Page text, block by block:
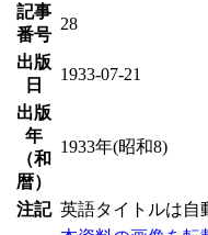
記事
番号
28
出版
日
1933-07-21
出版
年
（和
暦）
1933年(昭和8)
注記 英語タイトルは自